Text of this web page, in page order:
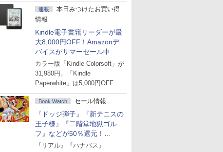
連載
本日みつけたお買い得
情報
Kindle電子書籍リーダーが最
大8,000円OFF！Amazonデ
バイスがサマーセール中
カラー版「Kindle Colorsoft」が
31,980円。「Kindle
Paperwhite」は5,000円OFF
Book Watch セール情報
『ドッジ弾子』『新テニスの
王子様』『二階堂地獄ゴル
フ』などが50％還元！
Amazonマンガ週末セール
『リアル』『ハナバス』